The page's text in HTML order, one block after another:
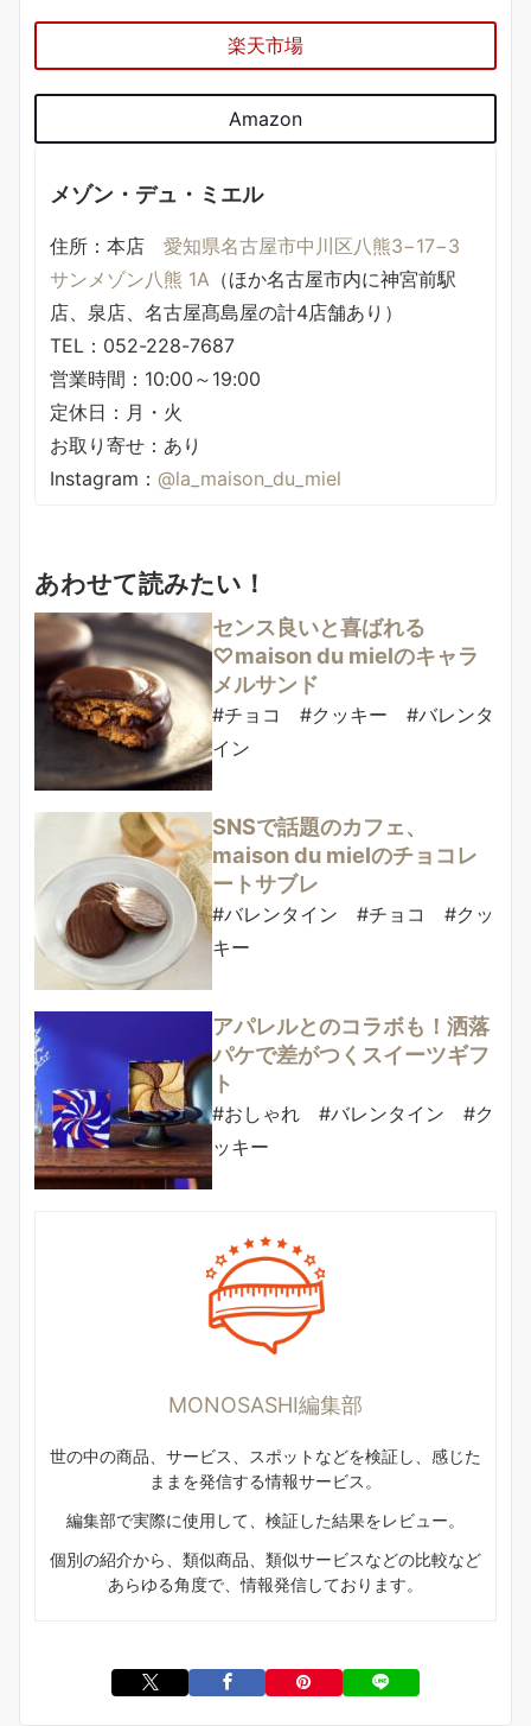
楽天市場
Amazon
メゾン・デュ・ミエル
住所：本店 愛知県名古屋市中川区八熊3−17−3
サンメゾン八熊 1A （ほか名古屋市内に神宮前駅
店、泉店、名古屋髙島屋の計4店舗あり）
TEL：052-228-7687
営業時間：10:00～19:00
定休日：月・火
お取り寄せ：あり
Instagram： @la_maison_du_miel
あわせて読みたい！
センス良いと喜ばれる
♡maison du mielのキャラ
メルサンド
#チョコ #クッキー #バレンタ
イン
SNSで話題のカフェ、
maison du mielのチョコレ
ートサブレ
#バレンタイン #チョコ #クッ
キー
アパレルとのコラボも！洒落
パケで差がつくスイーツギフ
ト
#おしゃれ #バレンタイン #ク
ッキー
MONOSASHI編集部
世の中の商品、サービス、スポットなどを検証し、感じた
ままを発信する情報サービス。
編集部で実際に使用して、検証した結果をレビュー。
個別の紹介から、類似商品、類似サービスなどの比較など
あらゆる角度で、情報発信しております。